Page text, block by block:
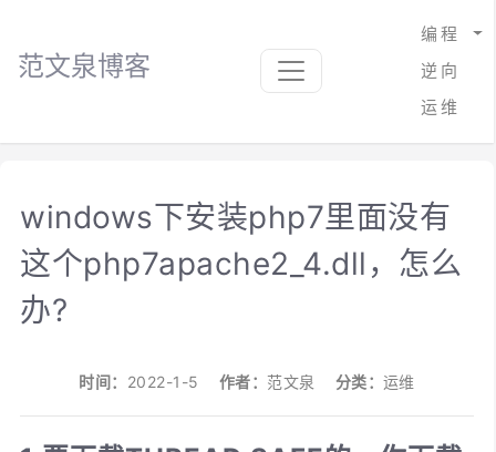
范文泉博客
编程
逆向
运维
windows下安装php7里面没有
这个php7apache2_4.dll，怎么
办?
时间： 2022-1-5 作者：范文泉 分类：运维